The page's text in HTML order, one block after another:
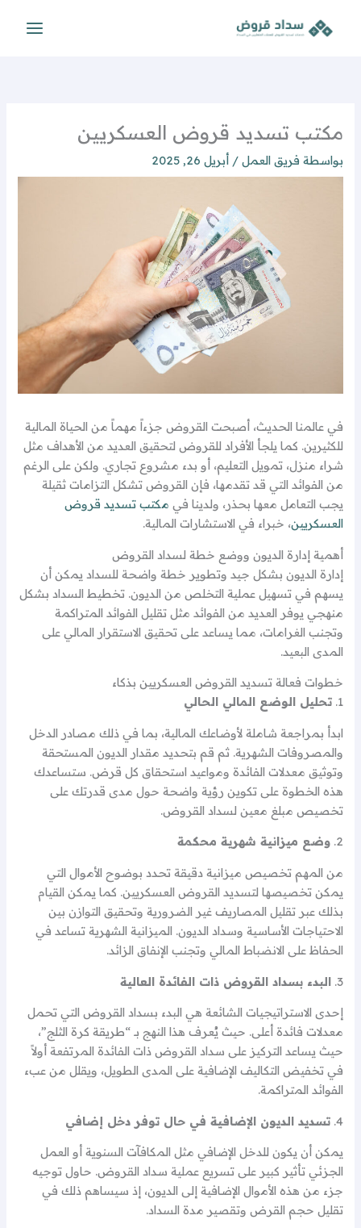
مكتب تسديد قروض العسكريين
بواسطة فريق العمل/ أبريل 26, 2025
في عالمنا الحديث، أصبحت القروض جزءاً مهماً من الحياة المالية
للكثيرين. كما يلجأ الأفراد للقروض لتحقيق العديد من الأهداف مثل
شراء منزل، تمويل التعليم، أو بدء مشروع تجاري. ولكن على الرغم
من الفوائد التي قد تقدمها، فإن القروض تشكل التزامات ثقيلة
يجب التعامل معها بحذر، ولدينا في مكتب تسديد قروض
العسكريين، خبراء في الاستشارات المالية.
أهمية إدارة الديون ووضع خطة لسداد القروض
إدارة الديون بشكل جيد وتطوير خطة واضحة للسداد يمكن أن
يسهم في تسهيل عملية التخلص من الديون. تخطيط السداد بشكل
منهجي يوفر العديد من الفوائد مثل تقليل الفوائد المتراكمة
وتجنب الغرامات، مما يساعد على تحقيق الاستقرار المالي على
المدى البعيد.
خطوات فعالة تسديد القروض العسكريين بذكاء
1. تحليل الوضع المالي الحالي
ابدأ بمراجعة شاملة لأوضاعك المالية، بما في ذلك مصادر الدخل
والمصروفات الشهرية. ثم قم بتحديد مقدار الديون المستحقة
وتوثيق معدلات الفائدة ومواعيد استحقاق كل قرض. ستساعدك
هذه الخطوة على تكوين رؤية واضحة حول مدى قدرتك على
تخصيص مبلغ معين لسداد القروض.
2. وضع ميزانية شهرية محكمة
من المهم تخصيص ميزانية دقيقة تحدد بوضوح الأموال التي
يمكن تخصيصها لتسديد القروض العسكريين. كما يمكن القيام
بذلك عبر تقليل المصاريف غير الضرورية وتحقيق التوازن بين
الاحتياجات الأساسية وسداد الديون. الميزانية الشهرية تساعد في
الحفاظ على الانضباط المالي وتجنب الإنفاق الزائد.
3. البدء بسداد القروض ذات الفائدة العالية
إحدى الاستراتيجيات الشائعة هي البدء بسداد القروض التي تحمل
معدلات فائدة أعلى. حيث يُعرف هذا النهج بـ “طريقة كرة الثلج”،
حيث يساعد التركيز على سداد القروض ذات الفائدة المرتفعة أولاً
في تخفيض التكاليف الإضافية على المدى الطويل، ويقلل من عبء
الفوائد المتراكمة.
4. تسديد الديون الإضافية في حال توفر دخل إضافي
يمكن أن يكون للدخل الإضافي مثل المكافآت السنوية أو العمل
الجزئي تأثير كبير على تسريع عملية سداد القروض. حاول توجيه
جزء من هذه الأموال الإضافية إلى الديون، إذ سيساهم ذلك في
تقليل حجم القرض وتقصير مدة السداد.